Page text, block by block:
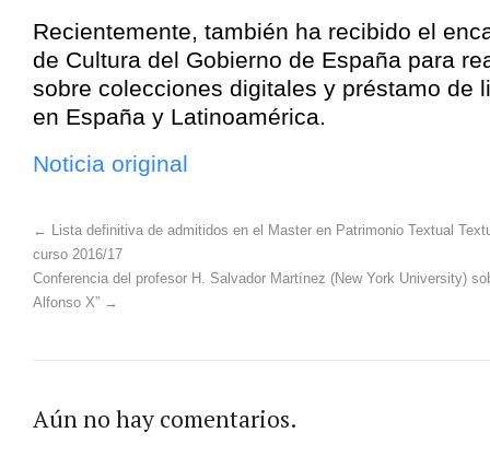
Recientemente, también ha recibido el
de Cultura del Gobierno de España para
sobre colecciones digitales y préstamo de
en España y Latinoamérica.
Noticia original
← Lista definitiva de admitidos en el Master en Patrimonio Textual
curso 2016/17
Conferencia del profesor H. Salvador Martínez (New York University)
Alfonso X” →
Aún no hay comentarios.